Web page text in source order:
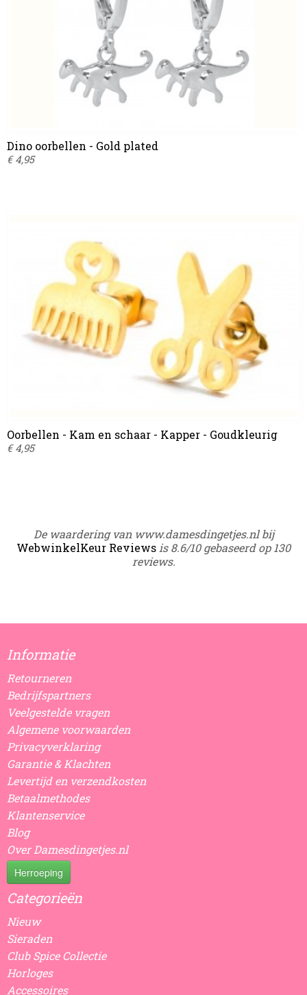
Dino oorbellen - Gold plated
€ 4,95
Oorbellen - Kam en schaar - Kapper - Goudkleurig
€ 4,95
De waardering van www.damesdingetjes.nl bij
WebwinkelKeur Reviews is 8.6/10 gebaseerd op 130
reviews.
Informatie
Retourneren
Bedrijfspartners
Veelgestelde vragen
Algemene voorwaarden
Privacyverklaring
Garantie & Klachten
Levertijd en verzendkosten
Betaalmethodes
Klantenservice
Blog
Over Damesdingetjes.nl
Herroeping
Categorieën
Nieuw
Sieraden
Club Spice Collectie
Horloges
Accessoires